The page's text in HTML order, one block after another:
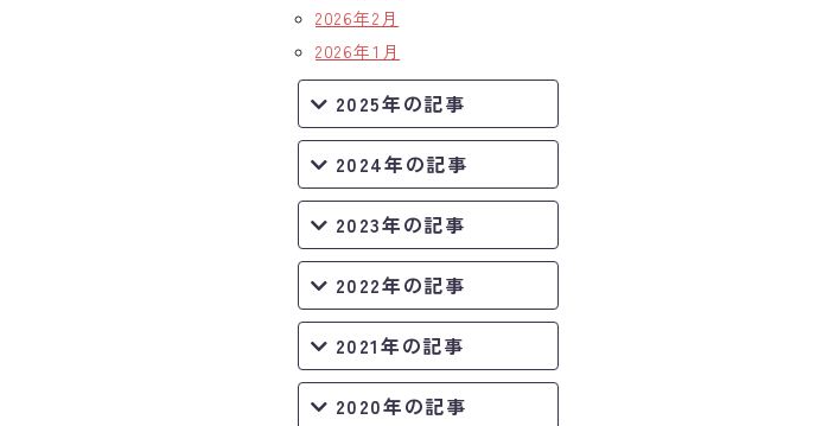
2026年2月
2026年1月
2025年の記事
2024年の記事
2023年の記事
2022年の記事
2021年の記事
2020年の記事